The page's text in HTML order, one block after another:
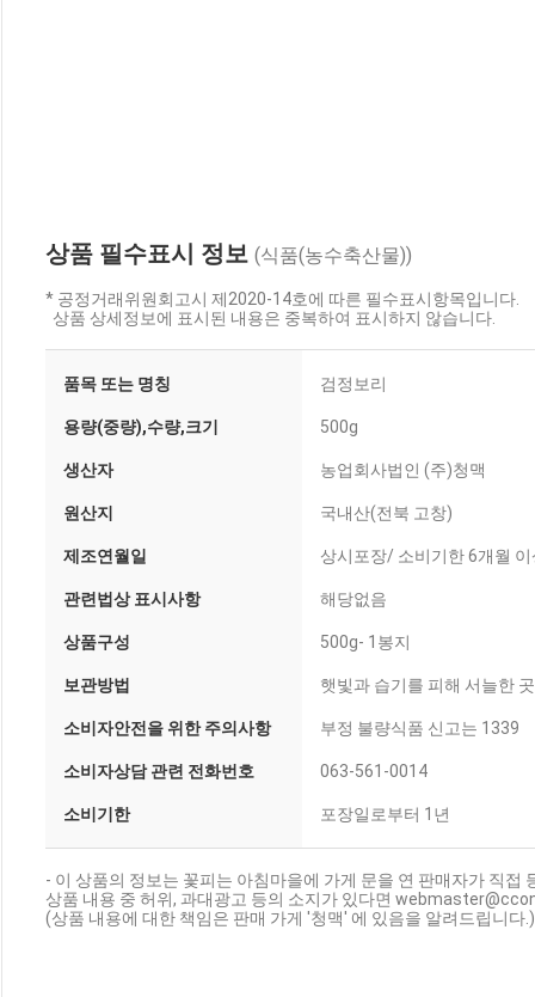
상품 필수표시 정보 (식품(농수축산물))
* 공정거래위원회고시 제2020-14호에 따른 필수표시항목입니다.
상품 상세정보에 표시된 내용은 중복하여 표시하지 않습니다.
품목 또는 명칭 검정보리
용량(중량),수량,크기 500g
생산자 농업회사법인 (주)청맥
원산지 국내산(전북 고창)
제조연월일 상시포장/ 소비기한 6개월
관련법상 표시사항 해당없음
상품구성 500g- 1봉지
보관방법 햇빛과 습기를 피해 서늘한
소비자안전을 위한 주의사항 부정 불량식품 신고는 1339
소비자상담 관련 전화번호 063-561-0014
소비기한 포장일로부터 1년
- 이 상품의 정보는 꽃피는 아침마을에 가게 문을 연 판매자가 직접
상품 내용 중 허위, 과대광고 등의 소지가 있다면
(상품 내용에 대한 책임은 판매 가게 '청맥' 에 있음을 알려드립니다.)